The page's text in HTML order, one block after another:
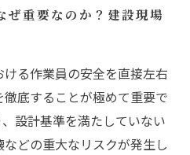
実現するための総まとめ
組立の基本と安全を守る
守るべき安全対策とは？
ぜ重要なのか？建設現場
る作業員の安全を直接左右
底することが極めて重要で
設計基準を満たしていない
どの重大なリスクが発生し